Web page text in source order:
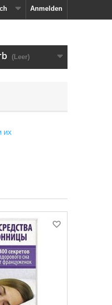
Anmelden
(Leer)
их